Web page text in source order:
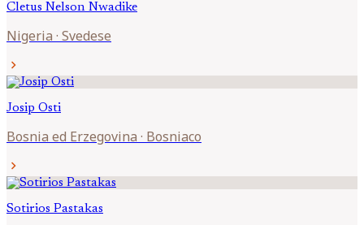
Cletus Nelson Nwadike
Nigeria · Svedese
chevron_right
Josip Osti
Bosnia ed Erzegovina · Bosniaco
chevron_right
Sotirios Pastakas